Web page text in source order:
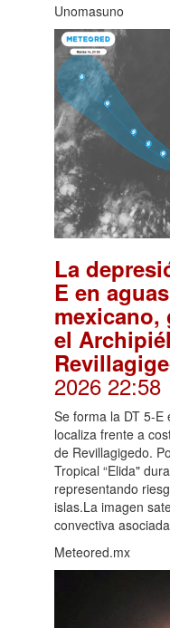
Unomasuno
La
E en
mexicano,
el
2026 22:58
Se forma la DT 5-E
localiza frente a
de Revillagigedo.
Tropical “Elida"
representando
islas.La imagen
convectiva
Meteored.mx